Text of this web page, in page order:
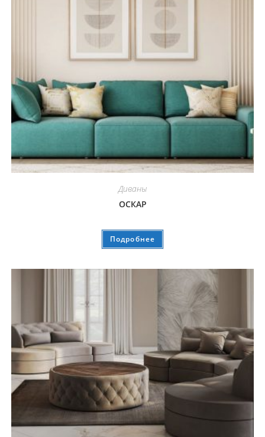
Диваны
ОСКАР
Подробнее